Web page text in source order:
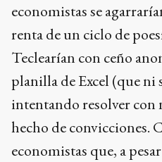
economistas se
renta de un ciclo de
Teclearían con ceño
planilla de Excel (que ni
intentando resolver con
hecho de convicciones.
economistas que, a